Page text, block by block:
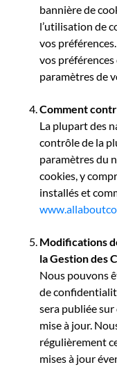
bannière de
l’utilisation de
vos
vos
paramètres de
Comment
La plupart des
contrôle de la
paramètres du
cookies, y
installés et
Modifications
la Gestion des
Nous pouvons
de
sera publiée
mise à jour.
régulièrement
mises à jour